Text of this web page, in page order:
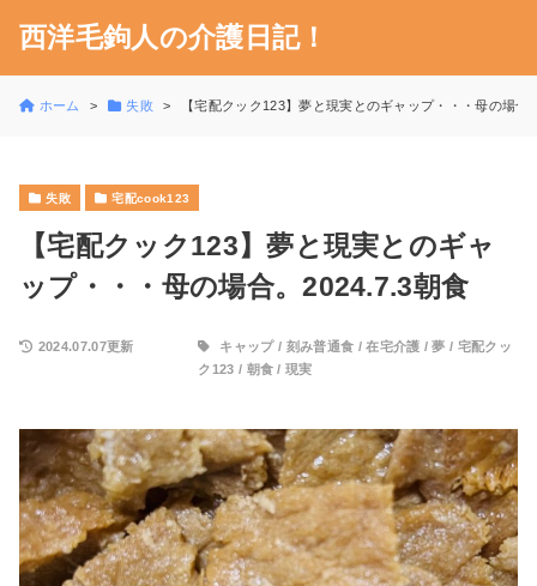
西洋毛鉤人の介護日記！
ホーム 失敗 【宅配クック123】夢と現実とのギャップ・・・母の場合
失敗 宅配cook123
【宅配クック123】夢と現実とのギャ
ップ・・・母の場合。2024.7.3朝食
2024.07.07更新 キャップ/ 刻み普通食 /在宅介護 /夢 / 宅配クッ
ク123 / 朝食 /現実